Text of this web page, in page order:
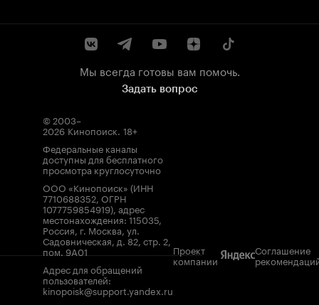
Мы всегда готовы вам помочь.
Задать вопрос
© 2003–
2026 Кинопоиск. 18+
Федеральные каналы
доступны для бесплатного
просмотра круглосуточно
ООО «Кинопоиск» (ИНН
7710688352, ОГРН
1077759854919), адрес
местонахождения: 115035,
Россия, г. Москва, ул.
Садовническая, д. 82, стр. 2,
пом. 9А01
Адрес для обращений
пользователей:
kinopoisk@support.yandex.ru
Проект
компании
Соглашение